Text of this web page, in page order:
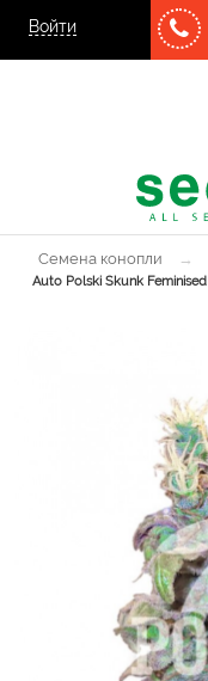
Войти
Семена конопли →
Auto Polski Skunk Feminised